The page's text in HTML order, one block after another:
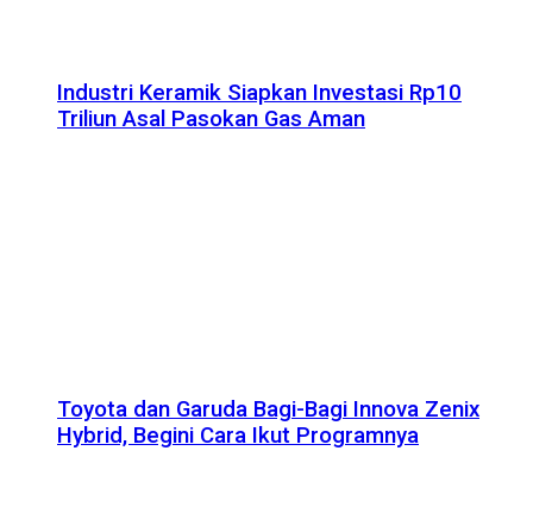
Industri Keramik Siapkan Investasi Rp10
Triliun Asal Pasokan Gas Aman
Toyota dan Garuda Bagi-Bagi Innova Zenix
Hybrid, Begini Cara Ikut Programnya